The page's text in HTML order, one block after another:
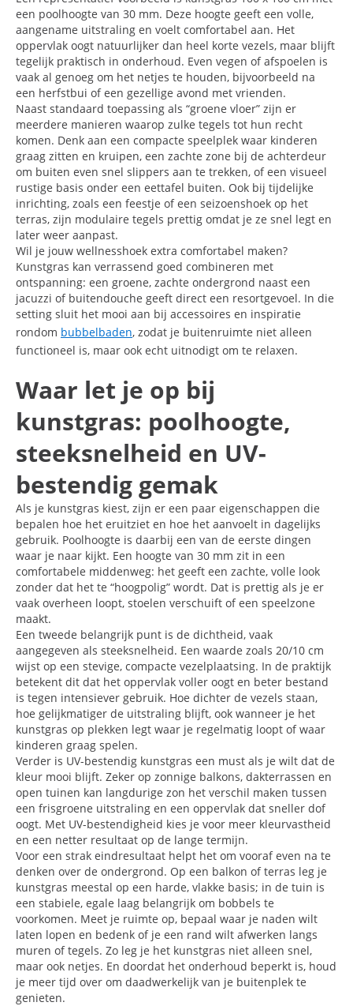
een poolhoogte van 30 mm. Deze hoogte geeft een volle,
aangename uitstraling en voelt comfortabel aan. Het
oppervlak oogt natuurlijker dan heel korte vezels, maar blijft
tegelijk praktisch in onderhoud. Even vegen of afspoelen is
vaak al genoeg om het netjes te houden, bijvoorbeeld na
een herfstbui of een gezellige avond met vrienden.
Naast standaard toepassing als “groene vloer” zijn er
meerdere manieren waarop zulke tegels tot hun recht
komen. Denk aan een compacte speelplek waar kinderen
graag zitten en kruipen, een zachte zone bij de achterdeur
om buiten even snel slippers aan te trekken, of een visueel
rustige basis onder een eettafel buiten. Ook bij tijdelijke
inrichting, zoals een feestje of een seizoenshoek op het
terras, zijn modulaire tegels prettig omdat je ze snel legt en
later weer aanpast.
Wil je jouw wellnesshoek extra comfortabel maken?
Kunstgras kan verrassend goed combineren met
ontspanning: een groene, zachte ondergrond naast een
jacuzzi of buitendouche geeft direct een resortgevoel. In die
setting sluit het mooi aan bij accessoires en inspiratie
rondom bubbelbaden, zodat je buitenruimte niet alleen
functioneel is, maar ook echt uitnodigt om te relaxen.
Waar let je op bij
kunstgras: poolhoogte,
steeksnelheid en UV-
bestendig gemak
Als je kunstgras kiest, zijn er een paar eigenschappen die
bepalen hoe het eruitziet en hoe het aanvoelt in dagelijks
gebruik. Poolhoogte is daarbij een van de eerste dingen
waar je naar kijkt. Een hoogte van 30 mm zit in een
comfortabele middenweg: het geeft een zachte, volle look
zonder dat het te “hoogpolig” wordt. Dat is prettig als je er
vaak overheen loopt, stoelen verschuift of een speelzone
maakt.
Een tweede belangrijk punt is de dichtheid, vaak
aangegeven als steeksnelheid. Een waarde zoals 20/10 cm
wijst op een stevige, compacte vezelplaatsing. In de praktijk
betekent dit dat het oppervlak voller oogt en beter bestand
is tegen intensiever gebruik. Hoe dichter de vezels staan,
hoe gelijkmatiger de uitstraling blijft, ook wanneer je het
kunstgras op plekken legt waar je regelmatig loopt of waar
kinderen graag spelen.
Verder is UV-bestendig kunstgras een must als je wilt dat de
kleur mooi blijft. Zeker op zonnige balkons, dakterrassen en
open tuinen kan langdurige zon het verschil maken tussen
een frisgroene uitstraling en een oppervlak dat sneller dof
oogt. Met UV-bestendigheid kies je voor meer kleurvastheid
en een netter resultaat op de lange termijn.
Voor een strak eindresultaat helpt het om vooraf even na te
denken over de ondergrond. Op een balkon of terras leg je
kunstgras meestal op een harde, vlakke basis; in de tuin is
een stabiele, egale laag belangrijk om bobbels te
voorkomen. Meet je ruimte op, bepaal waar je naden wilt
laten lopen en bedenk of je een rand wilt afwerken langs
muren of tegels. Zo leg je het kunstgras niet alleen snel,
maar ook netjes. En doordat het onderhoud beperkt is, houd
je meer tijd over om daadwerkelijk van je buitenplek te
genieten.